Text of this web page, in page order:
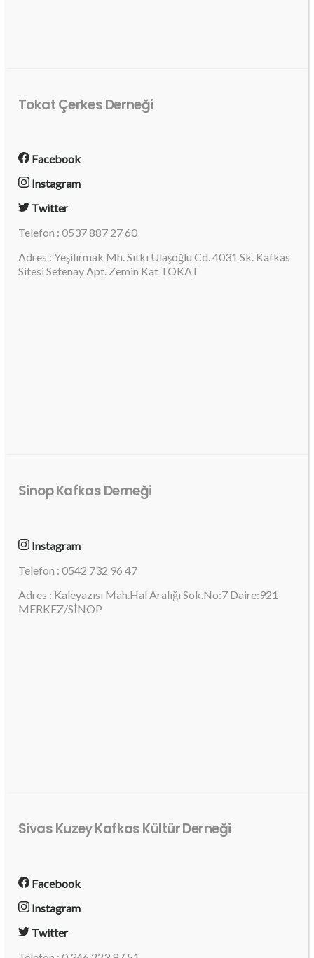
Tokat Çerkes Derneği
Facebook
Instagram
Twitter
Telefon : 0537 887 27 60
Adres : Yeşilırmak Mh. Sıtkı Ulaşoğlu Cd. 4031 Sk. Kafkas
Sitesi Setenay Apt. Zemin Kat TOKAT
Sinop Kafkas Derneği
Instagram
Telefon : 0542 732 96 47
Adres : Kaleyazısı Mah.Hal Aralığı Sok.No:7 Daire:921
MERKEZ/SİNOP
Sivas Kuzey Kafkas Kültür Derneği
Facebook
Instagram
Twitter